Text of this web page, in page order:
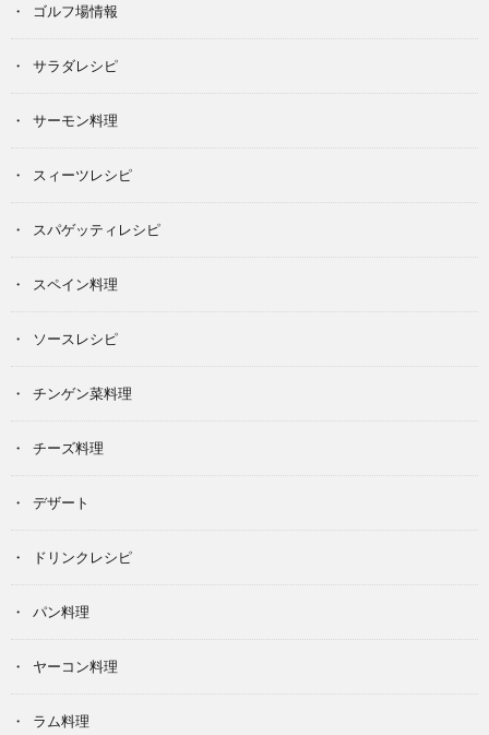
ゴルフ場情報
サラダレシピ
サーモン料理
スィーツレシピ
スパゲッティレシピ
スペイン料理
ソースレシピ
チンゲン菜料理
チーズ料理
デザート
ドリンクレシピ
パン料理
ヤーコン料理
ラム料理